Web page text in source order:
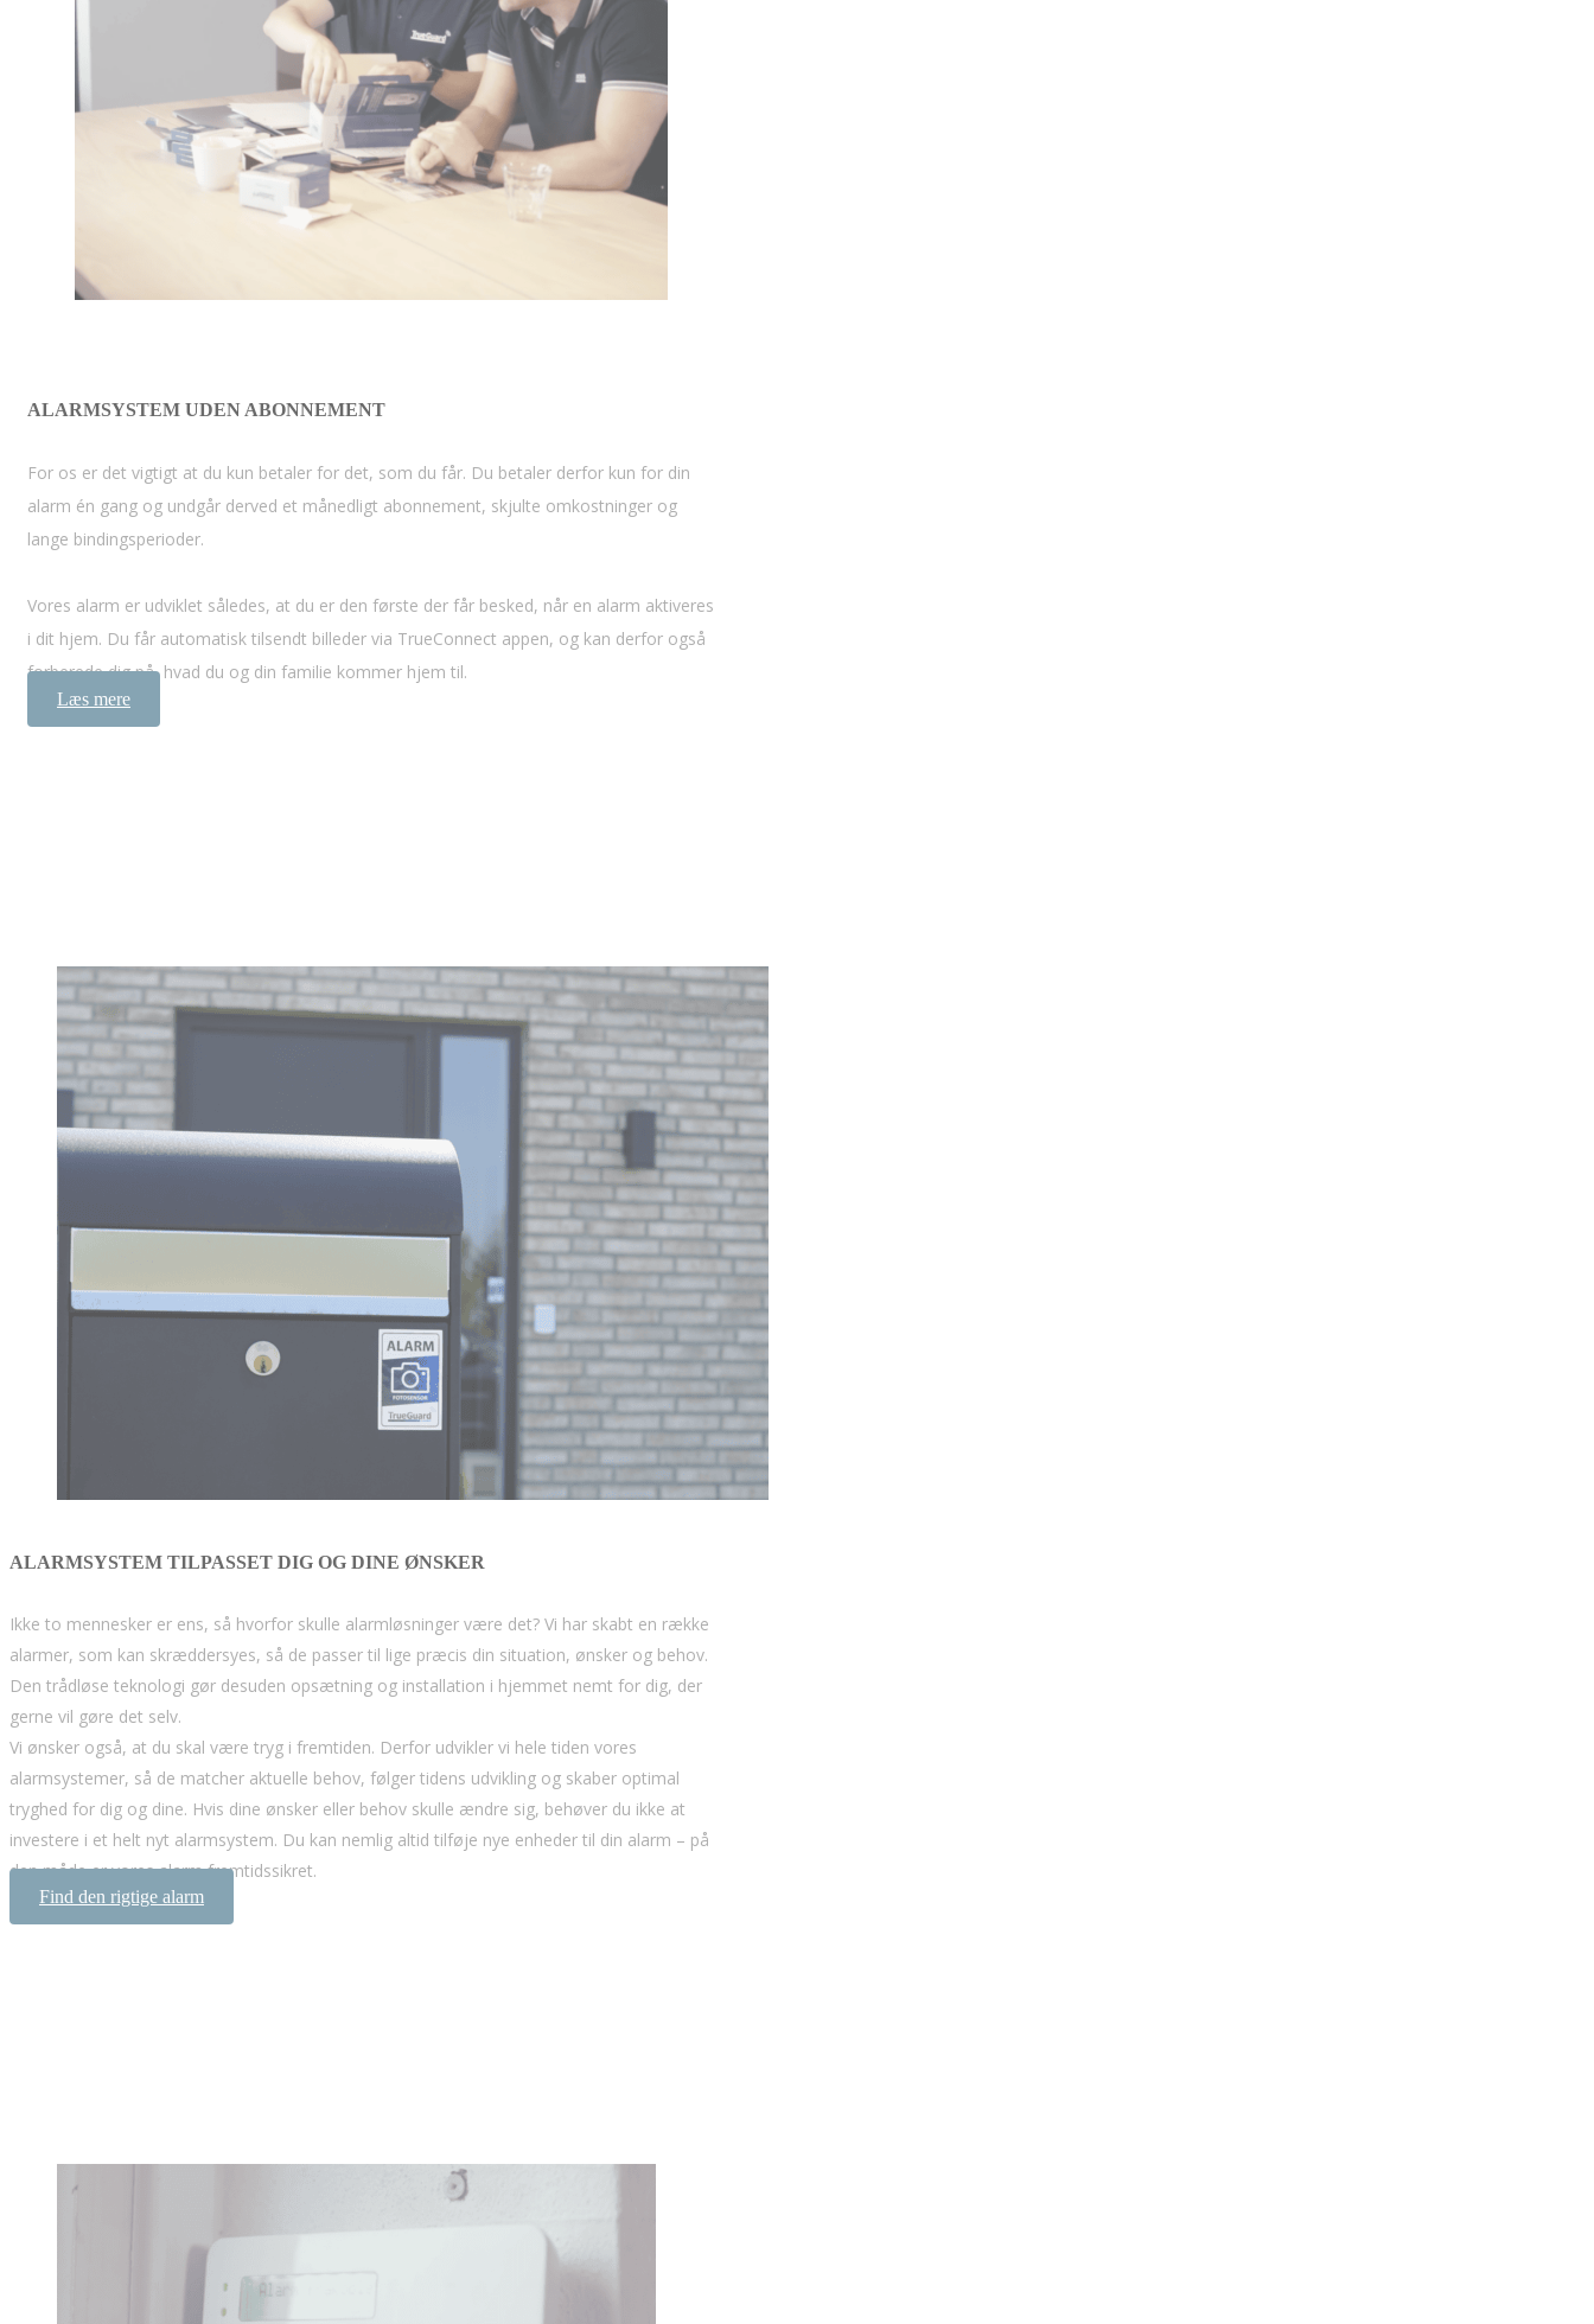
ALARMSYSTEM UDEN ABONNEMENT
For os er det vigtigt at du kun betaler for det, som du får. Du betaler derfor kun for din
alarm én gang og undgår derved et månedligt abonnement, skjulte omkostninger og
lange bindingsperioder.
Vores alarm er udviklet således, at du er den første der får besked, når en alarm aktiveres
i dit hjem. Du får automatisk tilsendt billeder via TrueConnect appen, og kan derfor også
forberede dig på, hvad du og din familie kommer hjem til.
Læs mere
ALARMSYSTEM TILPASSET DIG OG DINE ØNSKER
Ikke to mennesker er ens, så hvorfor skulle alarmløsninger være det? Vi har skabt en række
alarmer, som kan skræddersyes, så de passer til lige præcis din situation, ønsker og behov.
Den trådløse teknologi gør desuden opsætning og installation i hjemmet nemt for dig, der
gerne vil gøre det selv.
Vi ønsker også, at du skal være tryg i fremtiden. Derfor udvikler vi hele tiden vores
alarmsystemer, så de matcher aktuelle behov, følger tidens udvikling og skaber optimal
tryghed for dig og dine. Hvis dine ønsker eller behov skulle ændre sig, behøver du ikke at
investere i et helt nyt alarmsystem. Du kan nemlig altid tilføje nye enheder til din alarm – på
den måde er vores alarm fremtidssikret.
Find den rigtige alarm